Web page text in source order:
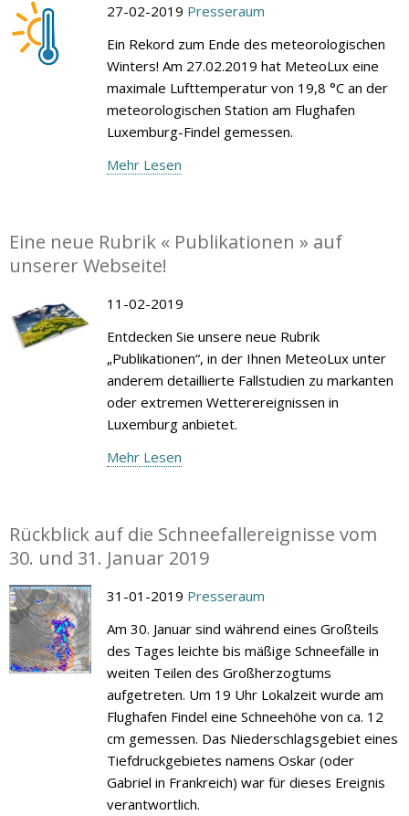
27-02-2019 Presseraum
Ein Rekord zum Ende des meteorologischen
Winters! Am 27.02.2019 hat MeteoLux eine
maximale Lufttemperatur von 19,8 °C an der
meteorologischen Station am Flughafen
Luxemburg-Findel gemessen.
Mehr Lesen
Eine neue Rubrik « Publikationen » auf
unserer Webseite!
11-02-2019
Entdecken Sie unsere neue Rubrik
„Publikationen“, in der Ihnen MeteoLux unter
anderem detaillierte Fallstudien zu markanten
oder extremen Wetterereignissen in
Luxemburg anbietet.
Mehr Lesen
Rückblick auf die Schneefallereignisse vom
30. und 31. Januar 2019
31-01-2019 Presseraum
Am 30. Januar sind während eines Großteils
des Tages leichte bis mäßige Schneefälle in
weiten Teilen des Großherzogtums
aufgetreten. Um 19 Uhr Lokalzeit wurde am
Flughafen Findel eine Schneehöhe von ca. 12
cm gemessen. Das Niederschlagsgebiet eines
Tiefdruckgebietes namens Oskar (oder
Gabriel in Frankreich) war für dieses Ereignis
verantwortlich.